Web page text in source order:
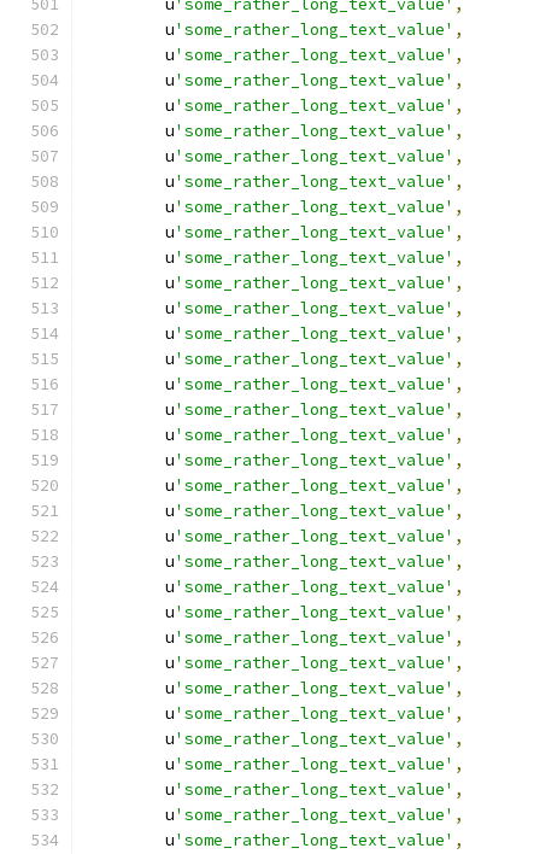
        u
'some_rather_long_text_value' ,
        u
'some_rather_long_text_value' ,
        u
'some_rather_long_text_value' ,
        u
'some_rather_long_text_value' ,
        u
'some_rather_long_text_value' ,
        u
'some_rather_long_text_value' ,
        u
'some_rather_long_text_value' ,
        u
'some_rather_long_text_value' ,
        u
'some_rather_long_text_value' ,
        u
'some_rather_long_text_value' ,
        u
'some_rather_long_text_value' ,
        u
'some_rather_long_text_value' ,
        u
'some_rather_long_text_value' ,
        u
'some_rather_long_text_value' ,
        u
'some_rather_long_text_value' ,
        u
'some_rather_long_text_value' ,
        u
'some_rather_long_text_value' ,
        u
'some_rather_long_text_value' ,
        u
'some_rather_long_text_value' ,
        u
'some_rather_long_text_value' ,
        u
'some_rather_long_text_value' ,
        u
'some_rather_long_text_value' ,
        u
'some_rather_long_text_value' ,
        u
'some_rather_long_text_value' ,
        u
'some_rather_long_text_value' ,
        u
'some_rather_long_text_value' ,
        u
'some_rather_long_text_value' ,
        u
'some_rather_long_text_value' ,
        u
'some_rather_long_text_value' ,
        u
'some_rather_long_text_value' ,
        u
'some_rather_long_text_value' ,
        u
'some_rather_long_text_value' ,
        u
'some_rather_long_text_value' ,
        u
'some_rather_long_text_value' ,